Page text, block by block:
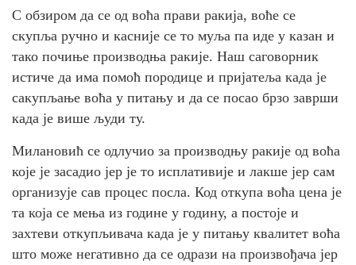
С обзиром да се од воћа прави ракија, воће се
скупља ручно и касније се то муља па иде у казан и
тако почиње производња ракије. Наш саговорник
истиче да има помоћ породице и пријатеља када је
сакупљање воћа у питању и да се посао брзо заврши
када је више људи ту.
Милановић се одлучио за производњу ракије од воћа
које је засадио јер је то исплативије и лакше јер сам
организује сав процес посла. Код откупа воћа цена је
та која се мења из године у годину, а постоје и
захтеви откупљивача када је у питању квалитет воћа
што може негативно да се одрази на произвођача јер